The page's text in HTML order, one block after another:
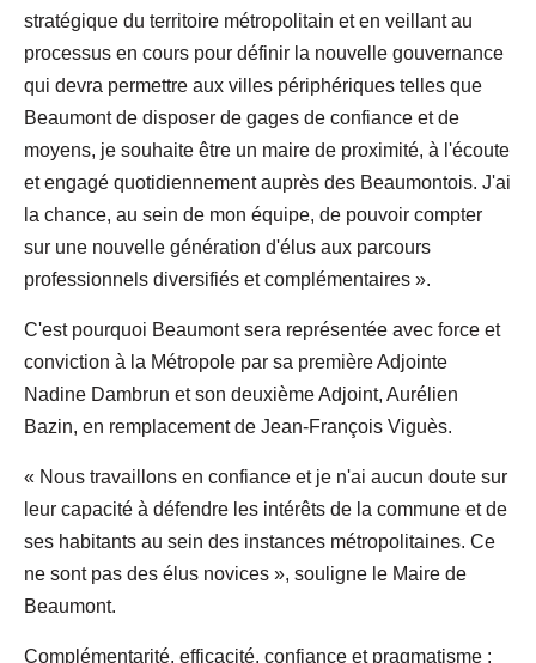
stratégique du territoire métropolitain et en veillant au
processus en cours pour définir la nouvelle gouvernance
qui devra permettre aux villes périphériques telles que
Beaumont de disposer de gages de confiance et de
moyens, je souhaite être un maire de proximité, à l'écoute
et engagé quotidiennement auprès des Beaumontois. J'ai
la chance, au sein de mon équipe, de pouvoir compter
sur une nouvelle génération d'élus aux parcours
professionnels diversifiés et complémentaires ».
C'est pourquoi Beaumont sera représentée avec force et
conviction à la Métropole par sa première Adjointe
Nadine Dambrun et son deuxième Adjoint, Aurélien
Bazin, en remplacement de Jean-François Viguès.
« Nous travaillons en confiance et je n'ai aucun doute sur
leur capacité à défendre les intérêts de la commune et de
ses habitants au sein des instances métropolitaines. Ce
ne sont pas des élus novices », souligne le Maire de
Beaumont.
Complémentarité, efficacité, confiance et pragmatisme :